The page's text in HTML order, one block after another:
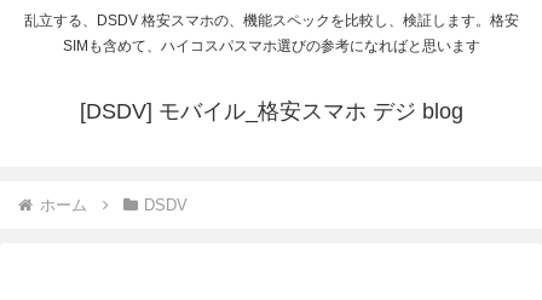
乱立する、DSDV 格安スマホの、機能スペックを比較し、検証します。格安
SIMも含めて、ハイコスパスマホ選びの参考になればと思います
[DSDV] モバイル_格安スマホ デジ blog
ホーム DSDV